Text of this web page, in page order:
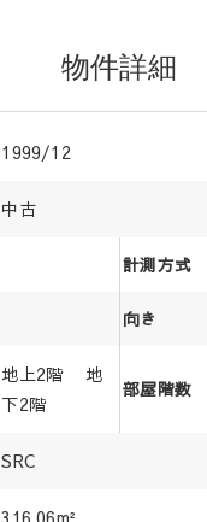
物件詳細
1999/12
中古
計測方式
向き
地上2階 地
下2階
部屋階数
SRC
316.06m²